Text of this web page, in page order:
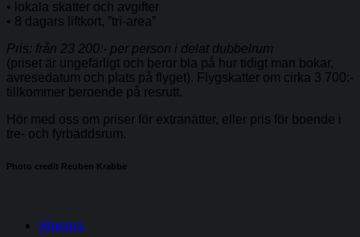
• lokala skatter och avgifter
• 8 dagars liftkort, ”tri-area”
Pris: från 23 200:- per person i delat dubbelrum
(priset är ungefärligt och beror bla på hur tidigt man bokar,
avresedatum och plats på flyget). Flygskatter om cirka 3 700:-
tillkommer beroende på resrutt.
Hör med oss om priser för extranätter, eller pris för boende i
tre- och fyrbäddsrum.
Photo credit Reuben Krabbe
Alperna